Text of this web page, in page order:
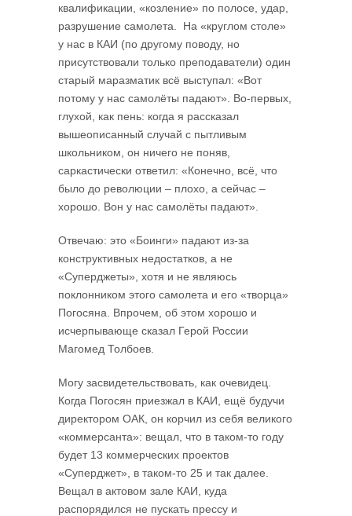
квалификации, «козление» по полосе, удар,
разрушение самолета. На «круглом столе»
у нас в КАИ (по другому поводу, но
присутствовали только преподаватели) один
старый маразматик всё выступал: «Вот
потому у нас самолёты падают». Во-первых,
глухой, как пень: когда я рассказал
вышеописанный случай с пытливым
школьником, он ничего не поняв,
саркастически ответил: «Конечно, всё, что
было до революции – плохо, а сейчас –
хорошо. Вон у нас самолёты падают».
Отвечаю: это «Боинги» падают из-за
конструктивных недостатков, а не
«Суперджеты», хотя и не являюсь
поклонником этого самолета и его «творца»
Погосяна. Впрочем, об этом хорошо и
исчерпывающе сказал Герой России
Магомед Толбоев.
Могу засвидетельствовать, как очевидец.
Когда Погосян приезжал в КАИ, ещё будучи
директором ОАК, он корчил из себя великого
«коммерсанта»: вещал, что в таком-то году
будет 13 коммерческих проектов
«Суперджет», в таком-то 25 и так далее.
Вещал в актовом зале КАИ, куда
распорядился не пускать прессу и